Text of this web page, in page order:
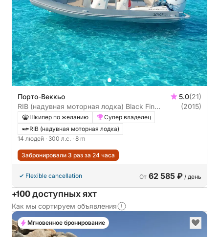
Порто-Веккьо 5.0(21)
RIB (надувная моторная лодка) Black Fin
Élégance 8 300л.с.
(2015)
Шкипер по желанию
Супер владелец
RIB (надувная моторная лодка)
14 людей · 300 л.с. · 8 m
Забронировали 3 раз за 24 часа
Flexible cancellation От 62 585 ₽ / день
+100 доступных яхт
Как мы сортируем объявления
Мгновенное бронирование